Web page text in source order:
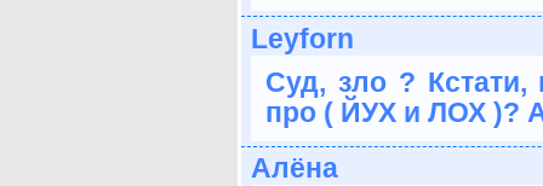
Leyforn
Суд, зло ?
про ( ЙУХ и ЛОХ )?
Алёна